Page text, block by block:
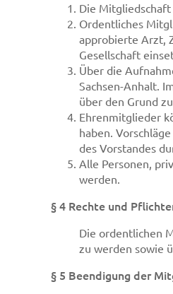
Die
Ordentliches
approbierte Arzt,
Gesellschaft
Über die
Sachsen-Anhalt.
über den Grund
Ehrenmitglieder
haben.
des Vorstandes
Alle Personen,
werden.
§ 4 Rechte und
Die ordentlichen
zu werden sowie
§ 5 Beendigung der